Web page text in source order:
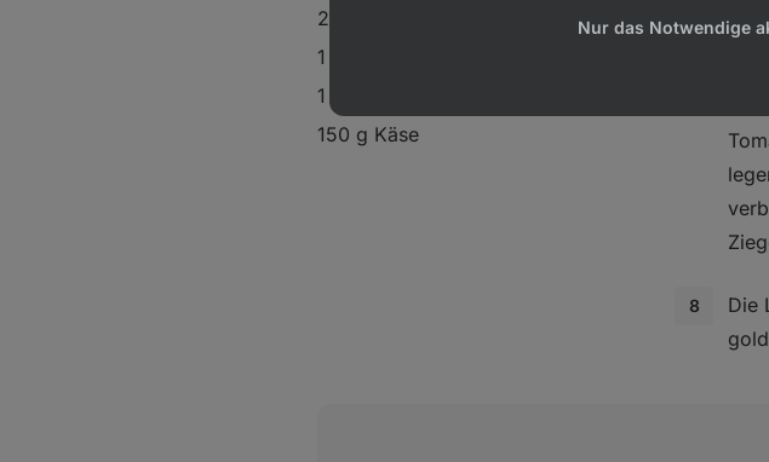
250 g Quark
1 Ei
1 Packung Lasagneplatten
150 g Käse
Die
Nur das Notwendige